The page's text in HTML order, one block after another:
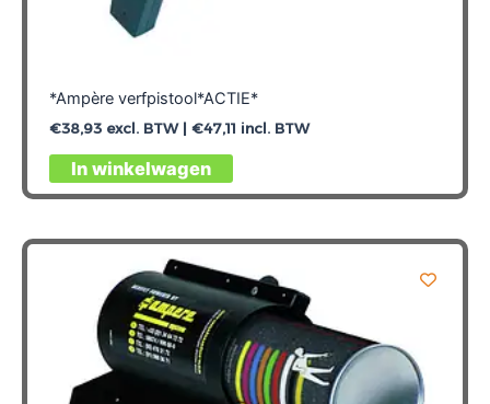
*Ampère verfpistool*ACTIE*
€38,93excl. BTW | €47,11 incl. BTW
In winkelwagen